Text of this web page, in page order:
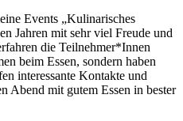
Events „Kulinarisches
Jahren mit sehr viel Freude und
die Teilnehmer*Innen
beim Essen, sondern haben
interessante Kontakte und
Abend mit gutem Essen in bester